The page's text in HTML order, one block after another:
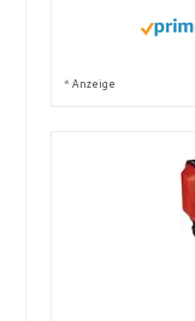
* Anzeige